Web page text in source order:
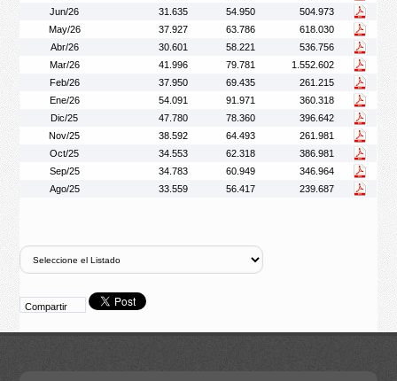
Jun/26
31.635 54.950
504.973
May/26
37.927 63.786
618.030
Abr/26
30.601 58.221
536.756
Mar/26
41.996 79.781
1.552.602
Feb/26
37.950 69.435
261.215
Ene/26
54.091 91.971
360.318
Dic/25
47.780 78.360
396.642
Nov/25
38.592 64.493
261.981
Oct/25
34.553 62.318
386.981
Sep/25
34.783 60.949
346.964
Ago/25
33.559 56.417 239.687
Compartir